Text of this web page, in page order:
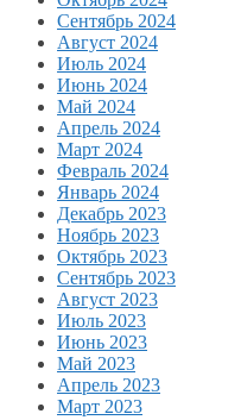
Сентябрь 2024
Август 2024
Июль 2024
Июнь 2024
Май 2024
Апрель 2024
Март 2024
Февраль 2024
Январь 2024
Декабрь 2023
Ноябрь 2023
Октябрь 2023
Сентябрь 2023
Август 2023
Июль 2023
Июнь 2023
Май 2023
Апрель 2023
Март 2023